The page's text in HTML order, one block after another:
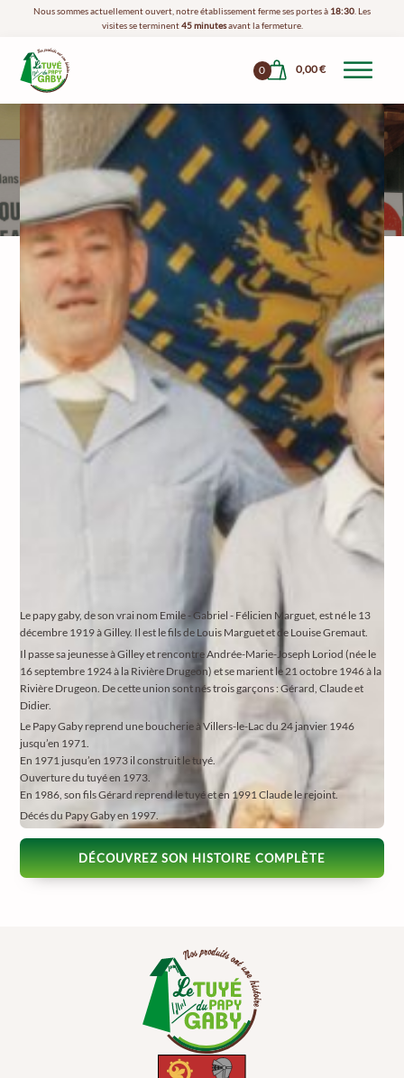
Nous sommes actuellement ouvert, notre établissement ferme ses portes à 18:30. Les
visites se terminent45 minutesavant la fermeture.
0,00€
0
L'histoire DuPapy Gaby
Qui Est Le Papy Gaby ?
Le papy gaby, de son vrai nom Emile - Gabriel - Félicien Marguet, est né le 13
décembre 1919 à Gilley. Il est le fils de Louis Marguet et de Louise Gremaut.
Il passe sa jeunesse à Gilley et rencontre Andrée-Marie-Joseph Loriod (née le
16 septembre 1924 à la Rivière Drugeon) et se marient le 21 octobre 1946 à la
Rivière Drugeon. De cette union sont nés trois garçons : Gérard, Claude et
Didier.
Le Papy Gaby reprend une boucherie à Villers-le-Lac du 24 janvier 1946
jusqu’en 1971.
En 1971 jusqu’en 1973 il construit le tuyé.
Ouverture du tuyé en 1973.
En 1986, son fils Gérard reprend le tuyé et en 1991 Claude le rejoint.
Décés du Papy Gaby en 1997.
DÉCOUVREZ SON HISTOIRE COMPLÈTE